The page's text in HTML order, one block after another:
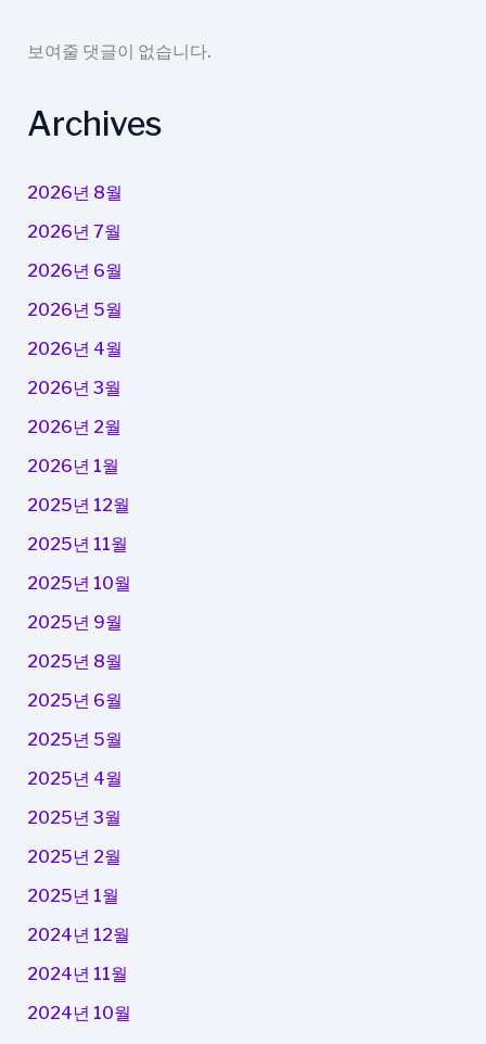
보여줄 댓글이 없습니다.
Archives
2026년 8월
2026년 7월
2026년 6월
2026년 5월
2026년 4월
2026년 3월
2026년 2월
2026년 1월
2025년 12월
2025년 11월
2025년 10월
2025년 9월
2025년 8월
2025년 6월
2025년 5월
2025년 4월
2025년 3월
2025년 2월
2025년 1월
2024년 12월
2024년 11월
2024년 10월